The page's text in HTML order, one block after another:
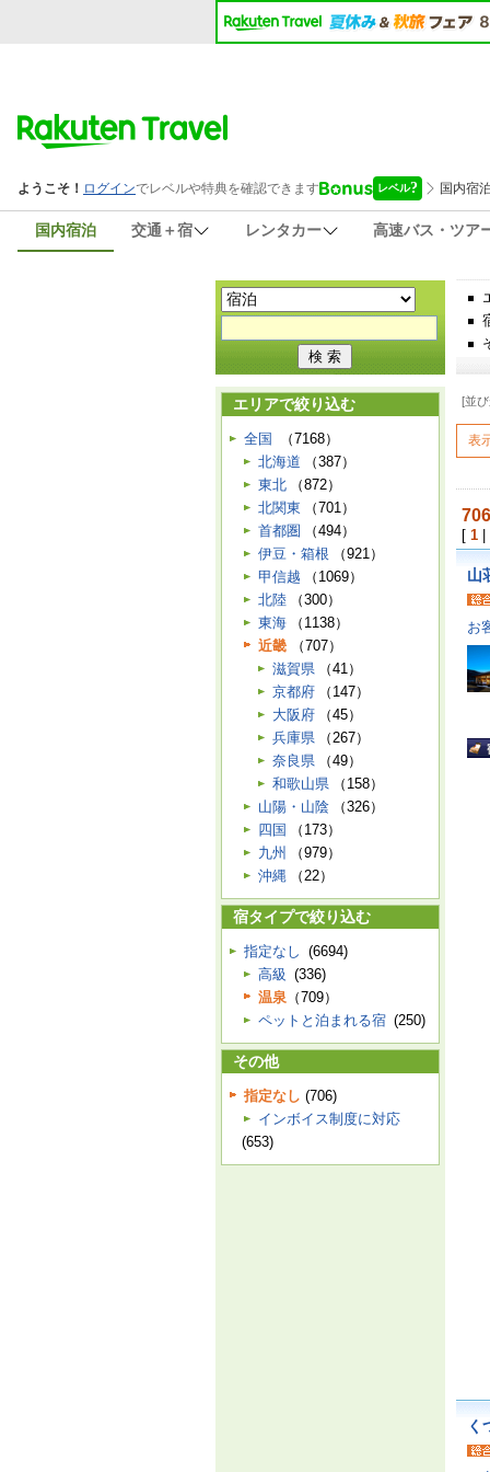
国内宿泊 交通＋宿 レンタカー 高速バス・ツア
エリアで絞り込む
全国
（7168）
北海道
（387）
東北
（872）
北関東
（701）
首都圏
（494）
伊豆・箱根
（921）
甲信越
（1069）
北陸
（300）
東海
（1138）
近畿 （707）
滋賀県
（41）
京都府
（147）
大阪府
（45）
兵庫県
（267）
奈良県
（49）
和歌山県
（158）
山陽・山陰
（326）
四国
（173）
九州
（979）
沖縄
（22）
宿タイプで絞り込む
指定なし (6694)
高級 (336)
温泉 （709）
ペットと泊まれる宿 (250)
その他
指定なし (706)
インボイス制度に対応
(653)
[並
表
706
[ 1
山
お
く